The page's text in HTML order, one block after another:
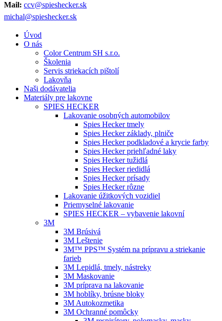
Mail: ccv@spieshecker.sk
michal@spieshecker.sk
Úvod
O nás
Color Centrum SH s.r.o.
Školenia
Servis striekacích pištolí
Lakovňa
Naši dodávatelia
Materiály pre lakovne
SPIES HECKER
Lakovanie osobných automobilov
Spies Hecker tmely
Spies Hecker základy, plniče
Spies Hecker podkladové a krycie farby
Spies Hecker priehľadné laky
Spies Hecker tužidlá
Spies Hecker riedidlá
Spies Hecker prísady
Spies Hecker rôzne
Lakovanie úžitkových vozidiel
Priemyselné lakovanie
SPIES HECKER – vybavenie lakovní
3M
3M Brúsivá
3M Leštenie
3M™ PPS™ Systém na prípravu a striekanie
farieb
3M Lepidlá, tmely, nástreky
3M Maskovanie
3M príprava na lakovanie
3M hoblíky, brúsne bloky
3M Autokozmetika
3M Ochranné pomôcky